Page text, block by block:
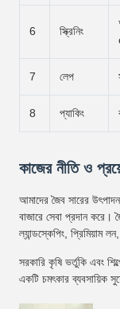
6 স্ক্রিনিং
7 লেপ
8 প্যাকিং
কাজের নীতি ও
আমাদের জৈব সারের
বাজারে সেবা প্রদান করে।
ল্যান্ডস্কেপিং, প্রিমিয়াম
সরকারি কৃষি ভর্তুকি এবং
একটি চমৎকার ব্যবসায়িক